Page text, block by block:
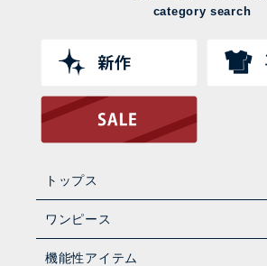
category search
トップス
ワンピース
機能性アイテム